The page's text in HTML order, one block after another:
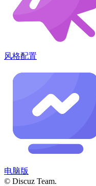
风格配置
电脑版
© Discuz Team.